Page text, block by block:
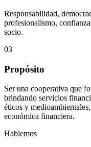
Responsabilidad,
profesionalismo,
socio.
03
Propósito
Ser una cooperativa que
brindando servicios
éticos y
económica financiera.
Hablemos